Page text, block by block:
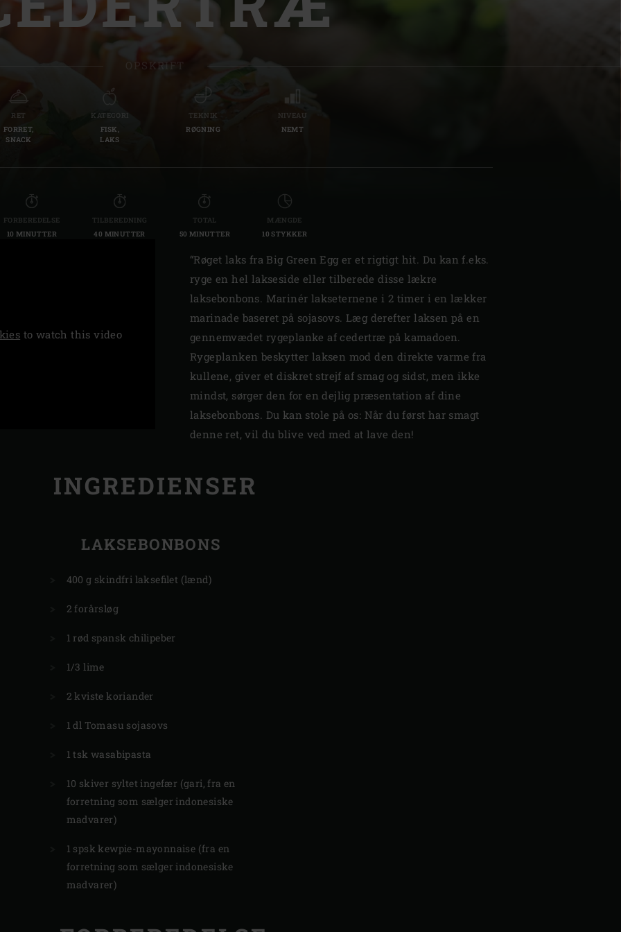
Slovenia | Slovenija
Switzerland (fransk) | Schweiz (français)
Turkey | Türkiye
OPSKRIFT
RET
FORRET,
SNACK
KATEGORI
FISK,
LAKS
TEKNIK
RØGNING
NIVEAU
NEMT
FORBEREDELSE
10 MINUTTER
TILBEREDNING
40 MINUTTER
TOTAL
50 MINUTTER
MÆNGDE
10 STYKKER
to watch this video
“Røget laks fra Big Green Egg er et rigtigt hit. Du kan f.eks.
ryge en hel lakseside eller tilberede disse lækre
laksebonbons. Marinér lakseternene i 2 timer i en lækker
marinade baseret på sojasovs. Læg derefter laksen på en
gennemvædet rygeplanke af cedertræ på kamadoen.
Rygeplanken beskytter laksen mod den direkte varme fra
kullene, giver et diskret strejf af smag og sidst, men ikke
mindst, sørger den for en dejlig præsentation af dine
laksebonbons. Du kan stole på os: Når du først har smagt
denne ret, vil du blive ved med at lave den!
INGREDIENSER
LAKSEBONBONS
400 g skindfri laksefilet (lænd)
2 forårsløg
1 rød spansk chilipeber
1/3 lime
2 kviste koriander
1 dl Tomasu sojasovs
1 tsk wasabipasta
10 skiver syltet ingefær (gari, fra en
forretning som sælger indonesiske
madvarer)
1 spsk kewpie-mayonnaise (fra en
forretning som sælger indonesiske
madvarer)